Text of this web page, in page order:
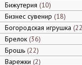
Бижутерия 10
Бизнес сувенир 18
Богородская игрушка 22
Брелок 36
Брошь 22
Варежки 2